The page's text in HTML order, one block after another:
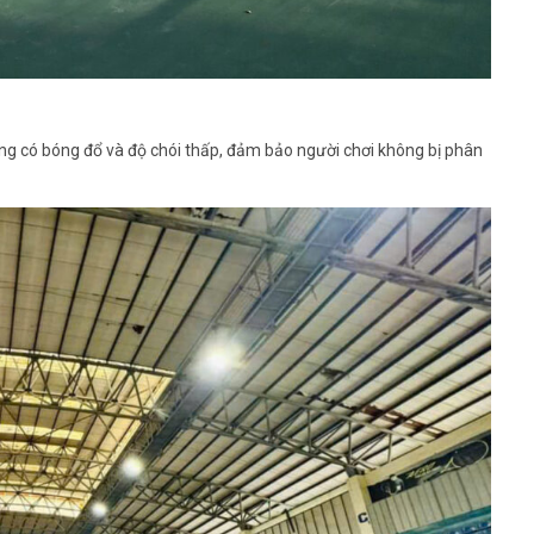
có bóng đổ và độ chói thấp, đảm bảo người chơi không bị phân